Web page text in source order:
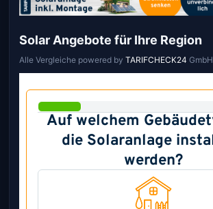
Solar Angebote für Ihre Region
Alle Vergleiche powered byTARIFCHECK24 GmbH